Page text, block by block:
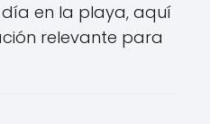
en la playa, aquí
relevante para